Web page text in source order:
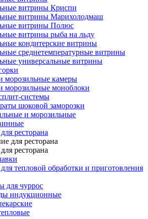
витрины Криспи
витрины Марихолодмаш
витрины Полюс
витрины рыба на льду
кондитерские витрины
среднетемпературные витрины
универсальные витрины
морозильные камеры
морозильные моноблоки
системы
шоковой заморозки
и морозильные
ресторана
для ресторана
ресторана
тепловой обработки и приготовления
для чуррос
индукционные